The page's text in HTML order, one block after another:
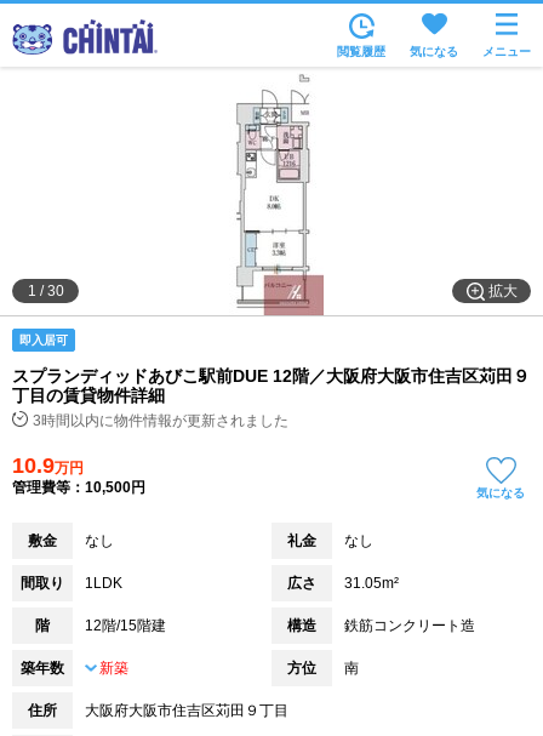
沿線・駅から
住所から
家賃相場から
通勤通学時間から
物件特集から
不動産会社から
閲覧履歴 気になる メニュー
拡大
1 /30
即入居可
スプランディッドあびこ駅前DUE 12階／大阪府大阪市住吉区苅田９
丁目の賃貸物件詳細
3時間以内に物件情報が更新されました
10.9万円
管理費等：10,500円
気になる
敷金 なし 礼金 なし
間取り 1LDK 広さ 31.05m²
階 12階/15階建 構造 鉄筋コンクリート造
築年数 新築 方位 南
住所 大阪府大阪市住吉区苅田９丁目